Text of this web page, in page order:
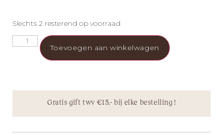
Slechts 2 resterend op voorraad
Toevoegen aan winkelwagen
Gratis gift twv €15.- bij elke bestelling !